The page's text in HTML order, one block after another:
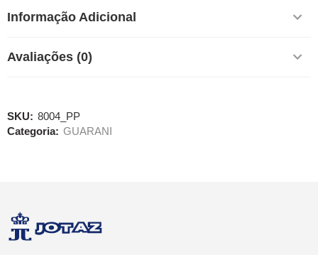
Informação Adicional
Avaliações (0)
SKU: 8004_PP
Categoria: GUARANI